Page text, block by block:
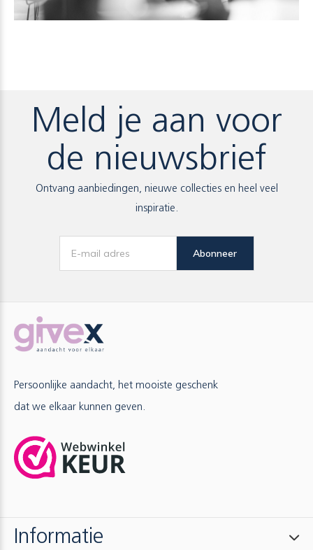
Meld je aan voor
de nieuwsbrief
Ontvang aanbiedingen, nieuwe collecties en heel veel
inspiratie.
Abonneer
Persoonlijke aandacht, het mooiste geschenk
dat we elkaar kunnen geven.
Informatie